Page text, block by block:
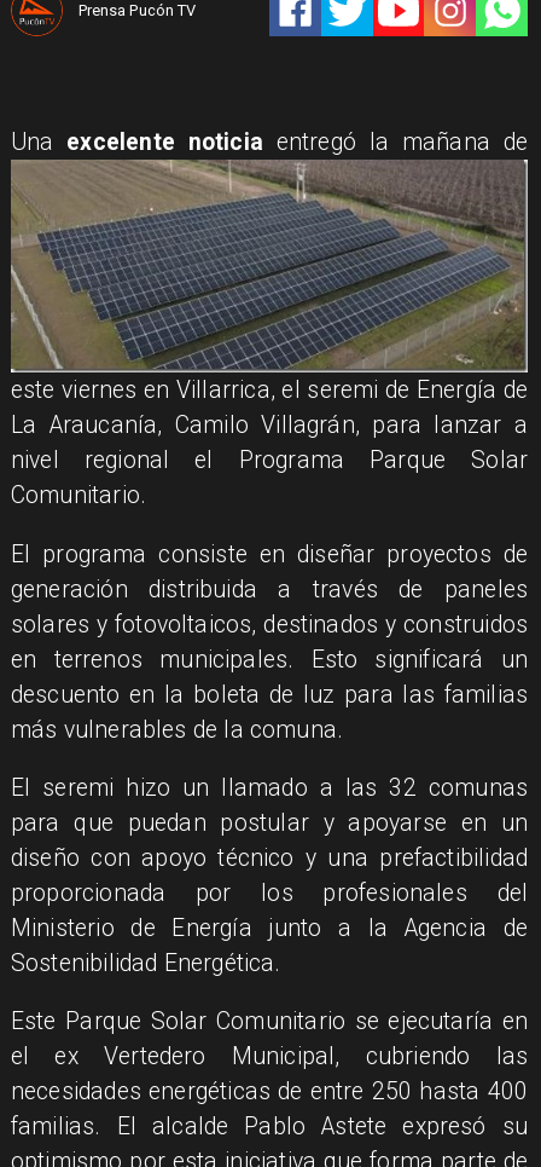
Prensa Pucón TV
Una excelente noticia entregó la mañana de
este viernes en Villarrica, el seremi de Energía de
La Araucanía, Camilo Villagrán, para lanzar a
nivel regional el Programa Parque Solar
Comunitario.
El programa consiste en diseñar proyectos de
generación distribuida a través de paneles
solares y fotovoltaicos, destinados y construidos
en terrenos municipales. Esto significará un
descuento en la boleta de luz para las familias
más vulnerables de la comuna.
El seremi hizo un llamado a las 32 comunas
para que puedan postular y apoyarse en un
diseño con apoyo técnico y una prefactibilidad
proporcionada por los profesionales del
Ministerio de Energía junto a la Agencia de
Sostenibilidad Energética.
Este Parque Solar Comunitario se ejecutaría en
el ex Vertedero Municipal, cubriendo las
necesidades energéticas de entre 250 hasta 400
familias. El alcalde Pablo Astete expresó su